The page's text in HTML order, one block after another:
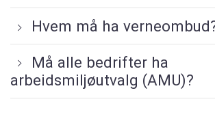
Hvem må ha
Må alle bedrifter ha
arbeidsmiljøutvalg (AMU)?